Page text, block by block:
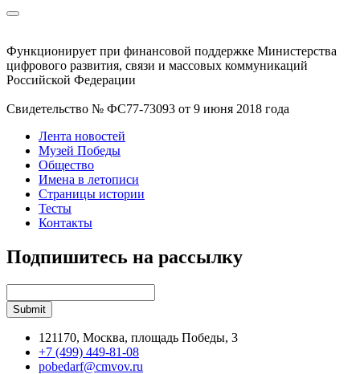
Функционирует при финансовой поддержке Министерства
цифрового развития, связи и массовых коммуникаций
Российской Федерации
Свидетельство № ФС77-73093 от 9 июня 2018 года
Лента новостей
Музей Победы
Общество
Имена в летописи
Страницы истории
Тесты
Контакты
Подпишитесь на рассылку
121170, Москва, площадь Победы, 3
+7 (499) 449-81-08
pobedarf@cmvov.ru